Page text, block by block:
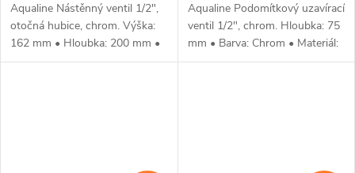
Aqualine Nástěnný ventil 1/2",
otočná hubice, chrom. Výška:
162 mm • Hloubka: 200 mm •
Barva: Chrom • Materiál: Mosaz
Aqualine Podomítkový uzavírací
ventil 1/2", chrom. Hloubka: 75
mm • Barva: Chrom • Materiál:
Mosaz • Tvar: Kruhové •